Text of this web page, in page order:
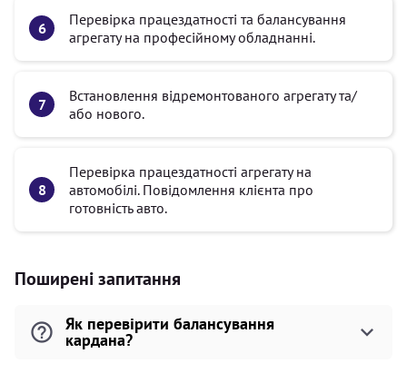
Перевірка працездатності та балансування
агрегату на професійному обладнанні.
Встановлення відремонтованого агрегату та/
або нового.
Перевірка працездатності агрегату на
автомобілі. Повідомлення клієнта про
готовність авто.
Поширені запитання
Як перевірити балансування
кардана?